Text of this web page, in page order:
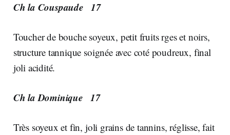
Ch la Couspaude 17
Toucher de bouche soyeux, petit fruits rges et noirs,
structure tannique soignée avec coté poudreux, final
joli acidité.
Ch la Dominique 17
Très soyeux et fin, joli grains de tannins, réglisse, fait